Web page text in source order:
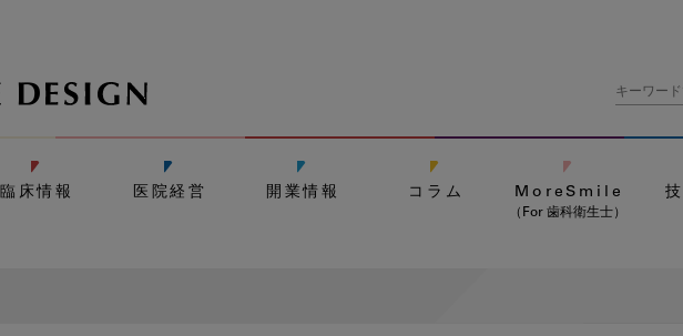
臨床情報 医院経営 開業情報 コラム MoreSmile
（For 歯科衛生士）